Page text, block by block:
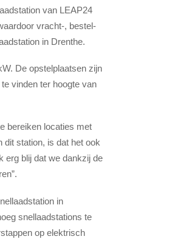
van LEAP24
vracht-, bestel-
in Drenthe.
De opstelplaatsen zijn
vinden ter hoogte van
bereiken locaties met
dit station, is dat het ook
erg blij dat we dankzij de
in
snellaadstations te
op elektrisch